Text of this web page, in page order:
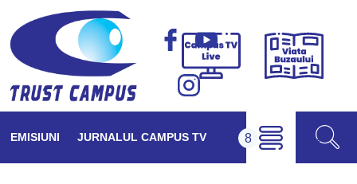
Campus
Viața
EMISIUNI JURNALUL CAMPUS TV